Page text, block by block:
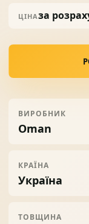
ЦІНАза
ВИРОБНИК
Oman
КРАЇНА
Україна
ТОВЩИНА